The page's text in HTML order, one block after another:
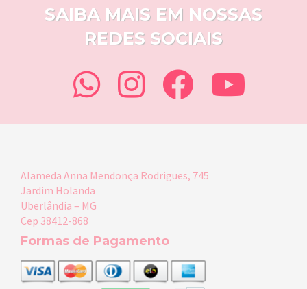
SAIBA MAIS EM NOSSAS
REDES SOCIAIS
Alameda Anna Mendonça Rodrigues, 745
Jardim Holanda
Uberlândia – MG
Cep 38412-868
Formas de Pagamento